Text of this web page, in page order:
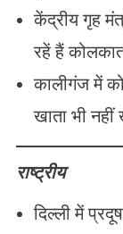
केंद्रीय गृह
रहें हैं
कालीगंज में
खाता भी
राष्ट्रीय
दिल्ली में